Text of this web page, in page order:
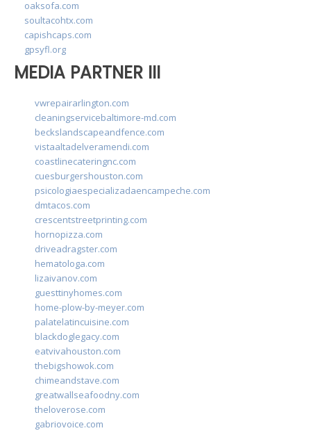
oaksofa.com
soultacohtx.com
capishcaps.com
gpsyfl.org
MEDIA PARTNER III
vwrepairarlington.com
cleaningservicebaltimore-md.com
beckslandscapeandfence.com
vistaaltadelveramendi.com
coastlinecateringnc.com
cuesburgershouston.com
psicologiaespecializadaencampeche.com
dmtacos.com
crescentstreetprinting.com
hornopizza.com
driveadragster.com
hematologa.com
lizaivanov.com
guesttinyhomes.com
home-plow-by-meyer.com
palatelatincuisine.com
blackdoglegacy.com
eatvivahouston.com
thebigshowok.com
chimeandstave.com
greatwallseafoodny.com
theloverose.com
gabriovoice.com